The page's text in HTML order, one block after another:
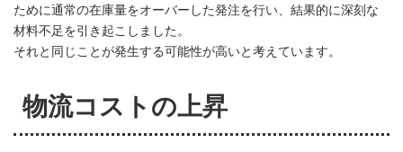
ために通常の在庫量をオーバーした発注を行い、結果的に深刻な
材料不足を引き起こしました。
それと同じことが発生する可能性が高いと考えています。
物流コストの上昇